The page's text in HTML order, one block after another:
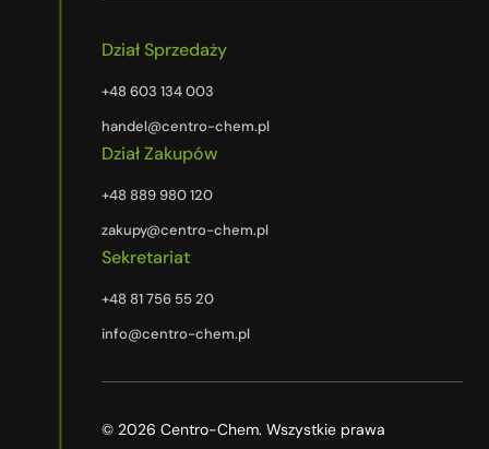
Dział Sprzedaży
+48 603 134 003
handel@centro-chem.pl
Dział Zakupów
+48 889 980 120
zakupy@centro-chem.pl
Sekretariat
+48 81 756 55 20
info@centro-chem.pl
© 2026 Centro-Chem. Wszystkie prawa